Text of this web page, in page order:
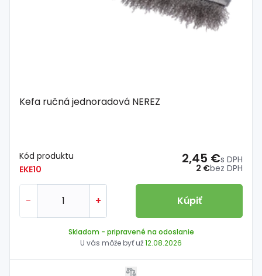
Kefa ručná jednoradová NEREZ
Kód produktu
EKE10
2 €bez DPH
2,45 €s DPH
- + Kúpiť
Skladom - pripravené na odoslanie
U vás môže byť už12.08.2026